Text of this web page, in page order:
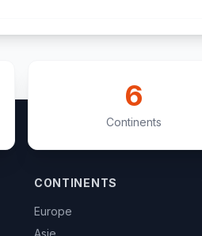
6
Continents
CONTINENTS
Europe
Asie